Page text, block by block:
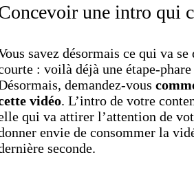
une intro qui
savez désormais ce qui va
: voilà déjà une étape-
demandez-vous
vidéo. L’intro de votre
qui va attirer l’attention de
envie de consommer la
seconde.